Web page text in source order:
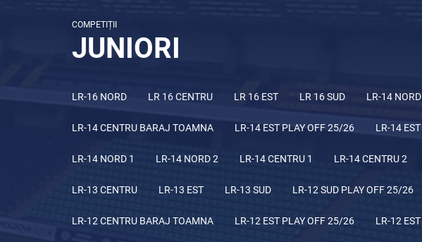
COMPETIȚII
JUNIORI
LR-16 NORD LR 16 CENTRU LR 16 EST LR 16 SUD LR-14
LR-14 CENTRU BARAJ TOAMNA LR-14 EST PLAY OFF 25/26 LR-14
LR-14 NORD 1 LR-14 NORD 2 LR-14 CENTRU 1 LR-14 CENTRU 2
LR-13 CENTRU LR-13 EST LR-13 SUD LR-12 SUD PLAY OFF 25/26
LR-12 CENTRU BARAJ TOAMNA LR-12 EST PLAY OFF 25/26 LR-12